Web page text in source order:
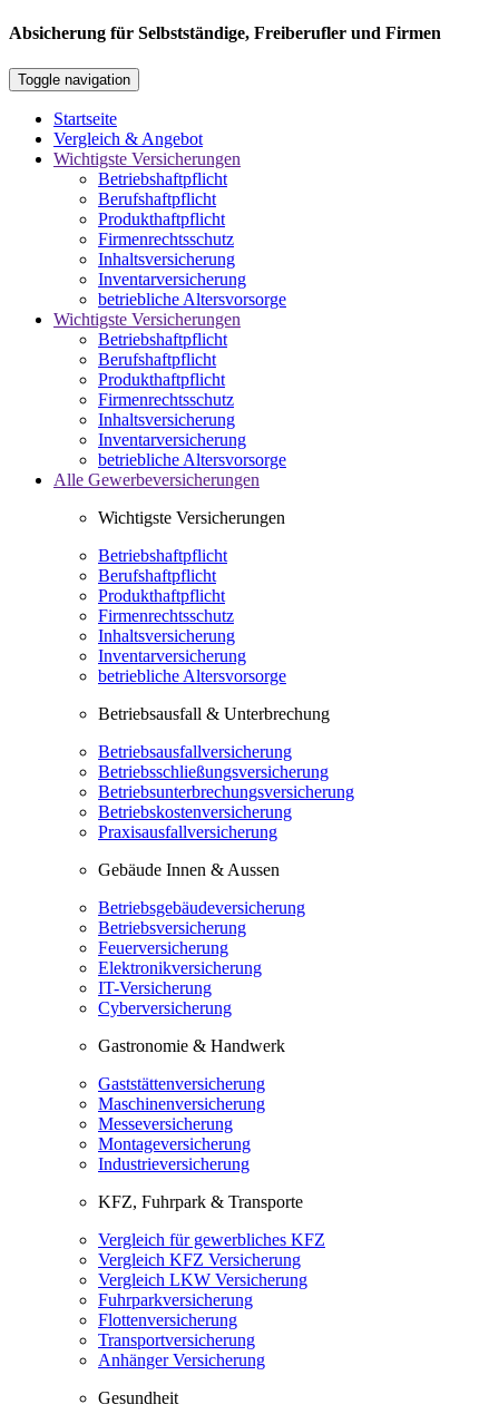
Absicherung für Selbstständige, Freiberufler und Firmen
Toggle navigation
Startseite
Vergleich & Angebot
Wichtigste Versicherungen
Betriebshaftpflicht
Berufshaftpflicht
Produkthaftpflicht
Firmenrechtsschutz
Inhaltsversicherung
Inventarversicherung
betriebliche Altersvorsorge
Wichtigste Versicherungen
Betriebshaftpflicht
Berufshaftpflicht
Produkthaftpflicht
Firmenrechtsschutz
Inhaltsversicherung
Inventarversicherung
betriebliche Altersvorsorge
Alle Gewerbeversicherungen
Wichtigste Versicherungen
Betriebshaftpflicht
Berufshaftpflicht
Produkthaftpflicht
Firmenrechtsschutz
Inhaltsversicherung
Inventarversicherung
betriebliche Altersvorsorge
Betriebsausfall & Unterbrechung
Betriebsausfallversicherung
Betriebsschließungsversicherung
Betriebsunterbrechungsversicherung
Betriebskostenversicherung
Praxisausfallversicherung
Gebäude Innen & Aussen
Betriebsgebäudeversicherung
Betriebsversicherung
Feuerversicherung
Elektronikversicherung
IT-Versicherung
Cyberversicherung
Gastronomie & Handwerk
Gaststättenversicherung
Maschinenversicherung
Messeversicherung
Montageversicherung
Industrieversicherung
KFZ, Fuhrpark & Transporte
Vergleich für gewerbliches KFZ
Vergleich KFZ Versicherung
Vergleich LKW Versicherung
Fuhrparkversicherung
Flottenversicherung
Transportversicherung
Anhänger Versicherung
Gesundheit